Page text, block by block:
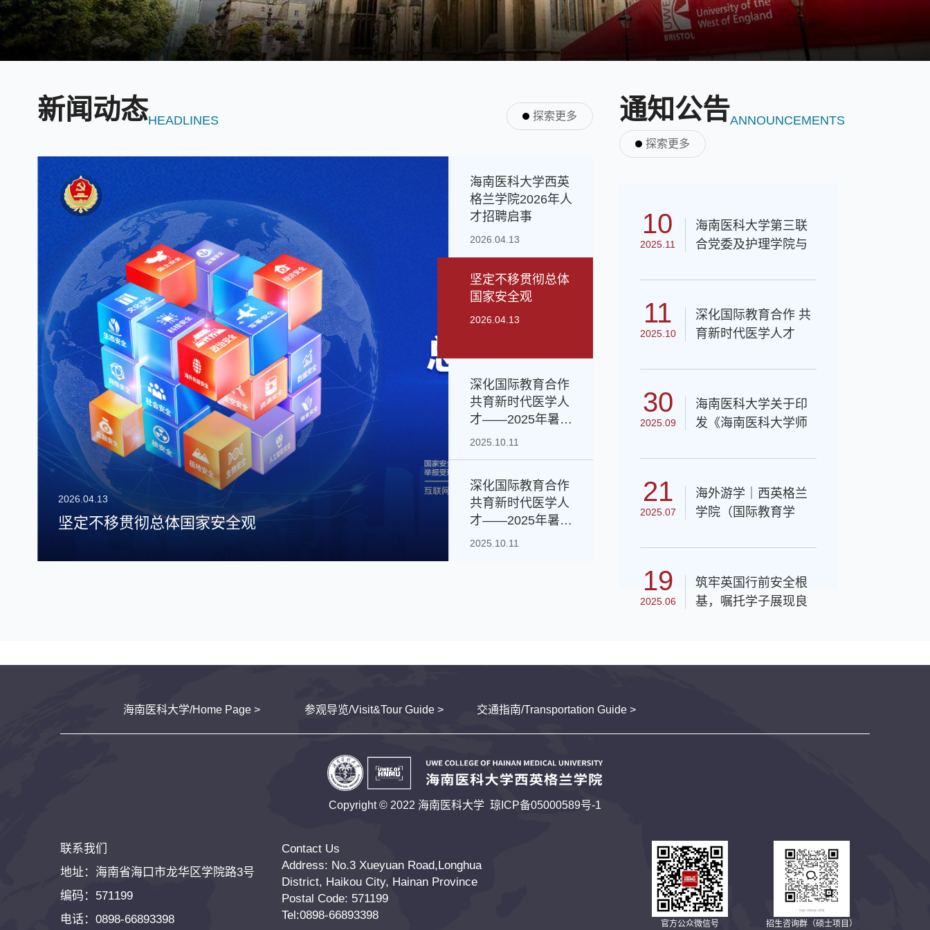
新闻动态HEADLINES 探索更多
2026.04.13
坚定不移贯彻总体国家安全观
2025.10.11
深化国际教育合作 共育新时代医学人才——2025年暑
期西英格兰大学医学交流项目圆满结束
海南医科大学西英
格兰学院2026年人
才招聘启事
2026.04.13
坚定不移贯彻总体
国家安全观
2026.04.13
深化国际教育合作
共育新时代医学人
才——2025年暑期
西英格兰大学医学
2025.10.11
深化国际教育合作
共育新时代医学人
才——2025年暑期
西英格兰大学医学
2025.10.11
通知公告ANNOUNCEMENTS
探索更多
10
2025.11
海南医科大学第三联
合党委及护理学院与
教育学院）三级管理
竞聘公告
11
2025.10
深化国际教育合作 共
育新时代医学人才
格兰大学医学交流项
30
2025.09
海南医科大学关于印
发《海南医科大学师
法》的通知
21
2025.07
海外游学｜西英格兰
学院（国际教育学
前动员会圆满举行
19
2025.06
筑牢英国行前安全根
基，嘱托学子展现良
海南医科大学/Home Page > 参观导览/Visit&Tour Guide > 交通指南/Transportation Guide >
Copyright © 2022 海南医科大学 琼ICP备05000589号-1
联系我们
地址：海南省海口市龙华区学院路3号
编码：571199
电话：0898-66893398
Contact Us
Address: No.3 Xueyuan Road,Longhua
District, Haikou City, Hainan Province
Postal Code: 571199
Tel:0898-66893398
官方公众微信号 招生咨询群（硕士项目）